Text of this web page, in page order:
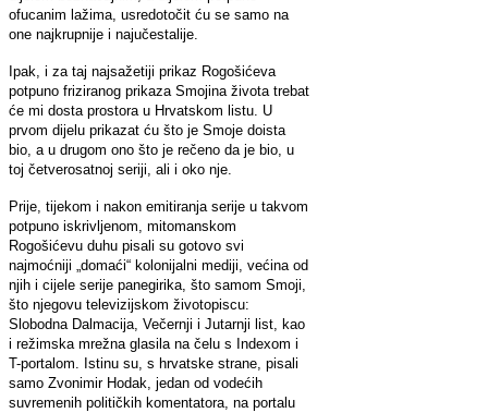
ofucanim lažima, usredotočit ću se samo na
one najkrupnije i najučestalije.
Ipak, i za taj najsažetiji prikaz Rogošićeva
potpuno friziranog prikaza Smojina života trebat
će mi dosta prostora u Hrvatskom listu. U
prvom dijelu prikazat ću što je Smoje doista
bio, a u drugom ono što je rečeno da je bio, u
toj četverosatnoj seriji, ali i oko nje.
Prije, tijekom i nakon emitiranja serije u takvom
potpuno iskrivljenom, mitomanskom
Rogošićevu duhu pisali su gotovo svi
najmoćniji „domaći“ kolonijalni mediji, većina od
njih i cijele serije panegirika, što samom Smoji,
što njegovu televizijskom životopiscu:
Slobodna Dalmacija, Večernji i Jutarnji list, kao
i režimska mrežna glasila na čelu s Indexom i
T-portalom. Istinu su, s hrvatske strane, pisali
samo Zvonimir Hodak, jedan od vodećih
suvremenih političkih komentatora, na portalu